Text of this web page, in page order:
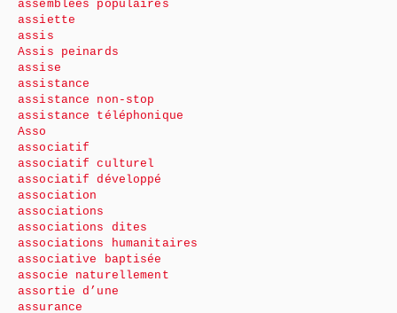
assemblées populaires
assiette
assis
Assis peinards
assise
assistance
assistance non-stop
assistance téléphonique
Asso
associatif
associatif culturel
associatif développé
association
associations
associations dites
associations humanitaires
associative baptisée
associe naturellement
assortie d’une
assurance